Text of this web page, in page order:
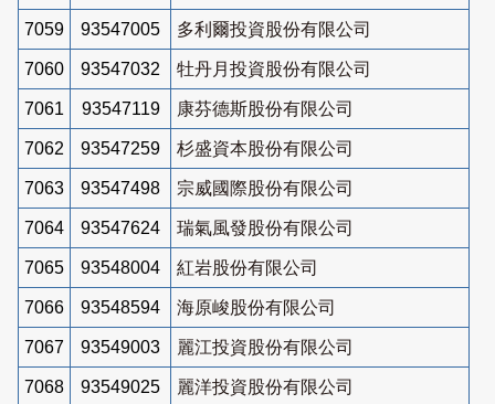
7059 93547005 多利爾投資股份有限公司
7060 93547032 牡丹月投資股份有限公司
7061 93547119 康芬德斯股份有限公司
7062 93547259 杉盛資本股份有限公司
7063 93547498 宗威國際股份有限公司
7064 93547624 瑞氣風發股份有限公司
7065 93548004 紅岩股份有限公司
7066 93548594 海原峻股份有限公司
7067 93549003 麗江投資股份有限公司
7068 93549025 麗洋投資股份有限公司